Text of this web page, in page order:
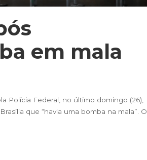
em mala
Polícia Federal, no último domingo (26),
que “havia uma bomba na mala”. O